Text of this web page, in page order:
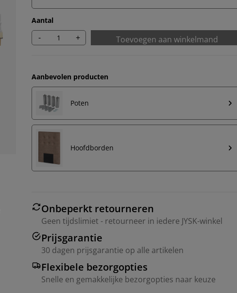
Aantal
- + Toevoegen aan winkelmand
Aanbevolen producten
Poten
Hoofdborden
Onbeperkt retourneren
Geen tijdslimiet - retourneer in iedere JYSK-winkel
Prijsgarantie
30 dagen prijsgarantie op alle artikelen
Flexibele bezorgopties
Snelle en gemakkelijke bezorgopties naar keuze